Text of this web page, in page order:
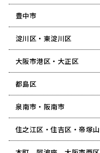
豊中市
淀川区・東淀川区
大阪市港区・大正区
都島区
泉南市・阪南市
住之江区・住吉区・帝塚山